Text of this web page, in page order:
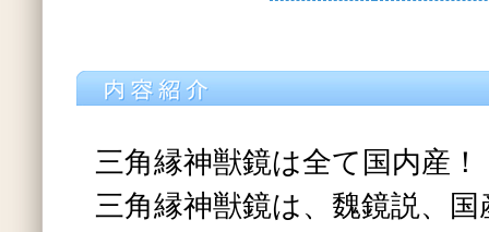
三角縁神獣鏡は全て国内産！
三角縁神獣鏡は、魏鏡説、